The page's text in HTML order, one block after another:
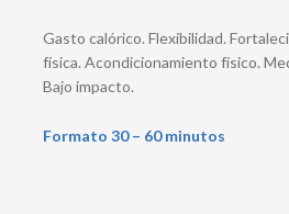
Gasto calórico. Flexibilidad.
física. Acondicionamiento físico.
Bajo impacto.
Formato 30 – 60 minutos